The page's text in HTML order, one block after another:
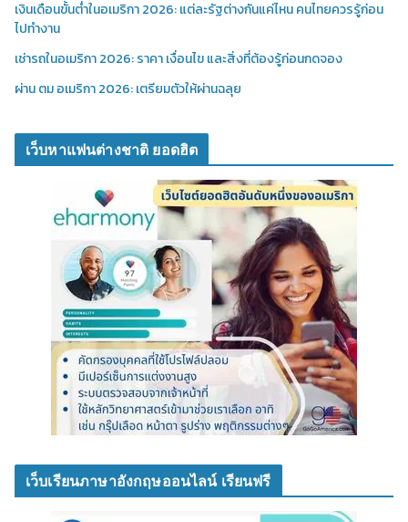
เงินเดือนขั้นต่ำในอเมริกา 2026: แต่ละรัฐต่างกันแค่ไหน คนไทยควรรู้ก่อน
ไปทำงาน
เช่ารถในอเมริกา 2026: ราคา เงื่อนไข และสิ่งที่ต้องรู้ก่อนกดจอง
ผ่าน ตม อเมริกา 2026: เตรียมตัวให้ผ่านฉลุย
เว็บหาแฟนต่างชาติ ยอดฮิต
เว็บเรียนภาษาอังกฤษออนไลน์ เรียนฟรี